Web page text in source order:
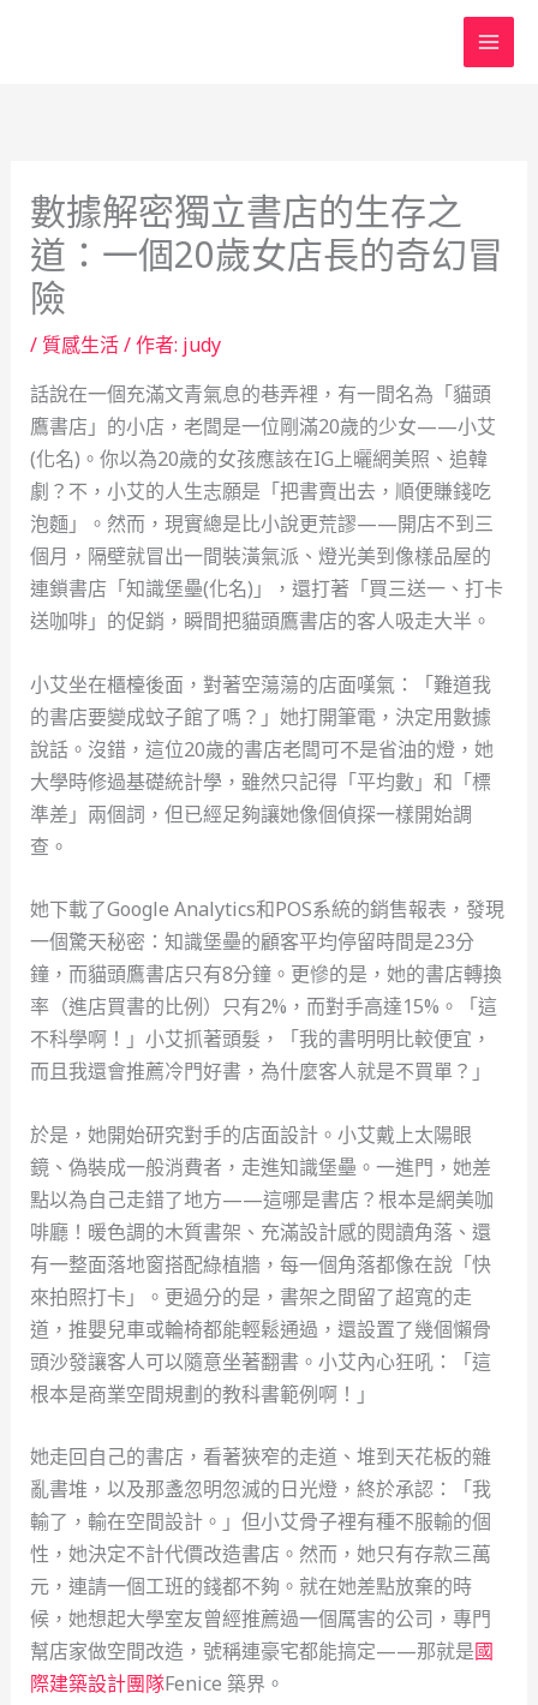
數據解密獨立書店的生存之
道：一個20歲女店長的奇幻冒
險
/ 質感生活/ 作者: judy
話說在一個充滿文青氣息的巷弄裡，有一間名為「貓頭
鷹書店」的小店，老闆是一位剛滿20歲的少女——小艾
(化名)。你以為20歲的女孩應該在IG上曬網美照、追韓
劇？不，小艾的人生志願是「把書賣出去，順便賺錢吃
泡麵」。然而，現實總是比小說更荒謬——開店不到三
個月，隔壁就冒出一間裝潢氣派、燈光美到像樣品屋的
連鎖書店「知識堡壘(化名)」，還打著「買三送一、打卡
送咖啡」的促銷，瞬間把貓頭鷹書店的客人吸走大半。
小艾坐在櫃檯後面，對著空蕩蕩的店面嘆氣：「難道我
的書店要變成蚊子館了嗎？」她打開筆電，決定用數據
說話。沒錯，這位20歲的書店老闆可不是省油的燈，她
大學時修過基礎統計學，雖然只記得「平均數」和「標
準差」兩個詞，但已經足夠讓她像個偵探一樣開始調
查。
她下載了Google Analytics和POS系統的銷售報表，發現
一個驚天秘密：知識堡壘的顧客平均停留時間是23分
鐘，而貓頭鷹書店只有8分鐘。更慘的是，她的書店轉換
率（進店買書的比例）只有2%，而對手高達15%。「這
不科學啊！」小艾抓著頭髮，「我的書明明比較便宜，
而且我還會推薦冷門好書，為什麼客人就是不買單？」
於是，她開始研究對手的店面設計。小艾戴上太陽眼
鏡、偽裝成一般消費者，走進知識堡壘。一進門，她差
點以為自己走錯了地方——這哪是書店？根本是網美咖
啡廳！暖色調的木質書架、充滿設計感的閱讀角落、還
有一整面落地窗搭配綠植牆，每一個角落都像在說「快
來拍照打卡」。更過分的是，書架之間留了超寬的走
道，推嬰兒車或輪椅都能輕鬆通過，還設置了幾個懶骨
頭沙發讓客人可以隨意坐著翻書。小艾內心狂吼：「這
根本是商業空間規劃的教科書範例啊！」
她走回自己的書店，看著狹窄的走道、堆到天花板的雜
亂書堆，以及那盞忽明忽滅的日光燈，終於承認：「我
輸了，輸在空間設計。」但小艾骨子裡有種不服輸的個
性，她決定不計代價改造書店。然而，她只有存款三萬
元，連請一個工班的錢都不夠。就在她差點放棄的時
候，她想起大學室友曾經推薦過一個厲害的公司，專門
幫店家做空間改造，號稱連豪宅都能搞定——那就是國
際建築設計團隊Fenice 築界。